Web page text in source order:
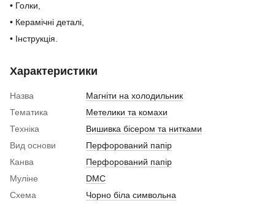
• Голки,
• Керамічні деталі,
• Інструкція.
Характеристики
Назва
Магніти на холодильник
Тематика
Метелики та комахи
Техніка
Вишивка бісером та нитками
Вид основи
Перфорований папір
Канва
Перфорований папір
Муліне
DMC
Схема
Чорно біла символьна